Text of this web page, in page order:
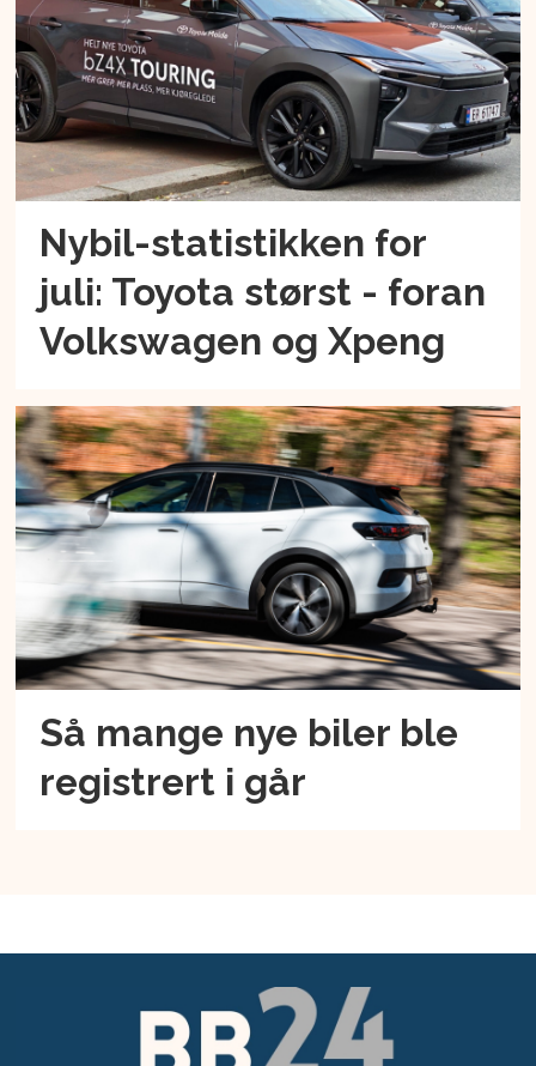
Nybil-statistikken for
juli: Toyota størst - foran
Volkswagen og Xpeng
Så mange nye biler ble
registrert i går